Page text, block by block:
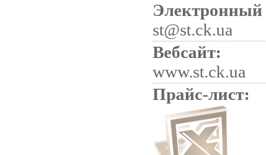
Электронный
st@st.ck.ua
Вебсайт:
www.st.ck.ua
Прайс-лист: